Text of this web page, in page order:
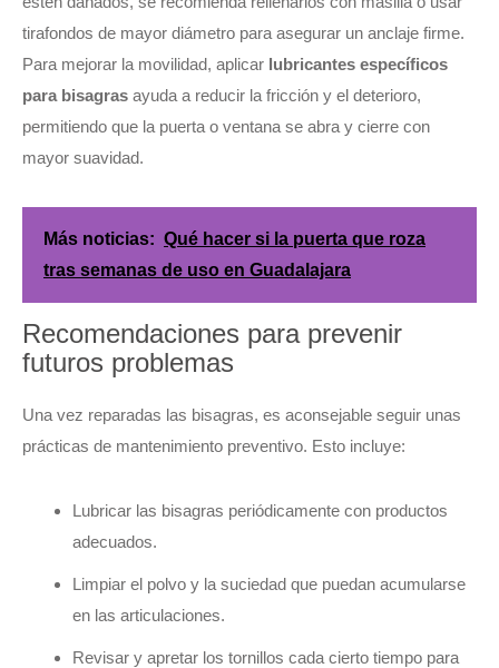
tirafondos de mayor diámetro para asegurar un anclaje firme.
Para mejorar la movilidad, aplicar lubricantes específicos
para bisagras ayuda a reducir la fricción y el deterioro,
permitiendo que la puerta o ventana se abra y cierre con
mayor suavidad.
Más noticias: Qué hacer si la puerta que roza
tras semanas de uso en Guadalajara
Recomendaciones para prevenir
futuros problemas
Una vez reparadas las bisagras, es aconsejable seguir unas
prácticas de mantenimiento preventivo. Esto incluye:
Lubricar las bisagras periódicamente con productos
adecuados.
Limpiar el polvo y la suciedad que puedan acumularse
en las articulaciones.
Revisar y apretar los tornillos cada cierto tiempo para